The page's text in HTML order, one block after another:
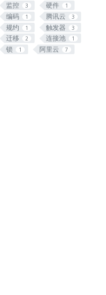
监控 3 硬件 1
编码 1 腾讯云 3
规约 1 触发器 3
迁移 2 连接池 1
锁 1 阿里云 7